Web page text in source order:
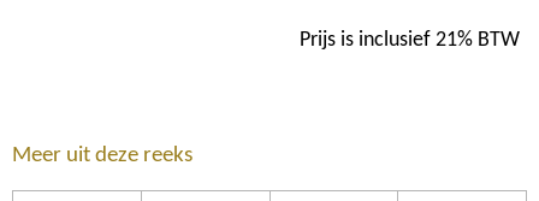
Prijs is inclusief 21% BTW
Meer uit deze reeks